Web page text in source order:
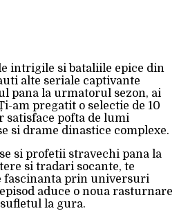
intrigile si bataliile epice din
alte seriale captivante
pana la urmatorul sezon, ai
am pregatit o selectie de 10
satisface pofta de lumi
si drame dinastice complexe.
si profetii stravechi pana la
si tradari socante, te
fascinanta prin universuri
aduce o noua rasturnare
la gura.